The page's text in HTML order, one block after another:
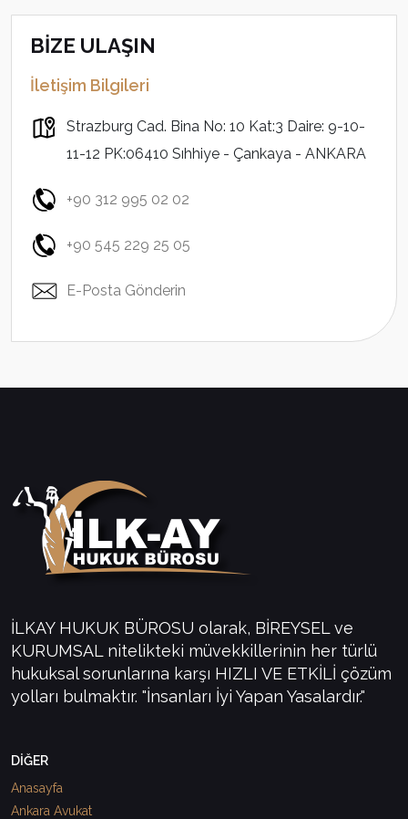
BİZE ULAŞIN
İletişim Bilgileri
Strazburg Cad. Bina No: 10 Kat:3 Daire: 9-10-
11-12 PK:06410 Sıhhiye - Çankaya - ANKARA
+90 312 995 02 02
+90 545 229 25 05
E-Posta Gönderin
İLKAY HUKUK BÜROSU olarak, BİREYSEL ve
KURUMSAL nitelikteki müvekkillerinin her türlü
hukuksal sorunlarına karşı HIZLI VE ETKİLİ çözüm
yolları bulmaktır. "İnsanları İyi Yapan Yasalardır."
DİĞER
Anasayfa
Ankara Avukat